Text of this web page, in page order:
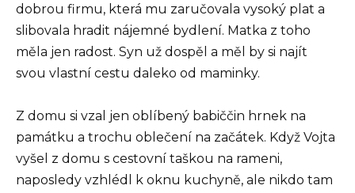
dobrou firmu, která mu zaručovala vysoký plat a
slibovala hradit nájemné bydlení. Matka z toho
měla jen radost. Syn už dospěl a měl by si najít
svou vlastní cestu daleko od maminky.
Z domu si vzal jen oblíbený babiččin hrnek na
památku a trochu oblečení na začátek. Když Vojta
vyšel z domu s cestovní taškou na rameni,
naposledy vzhlédl k oknu kuchyně, ale nikdo tam